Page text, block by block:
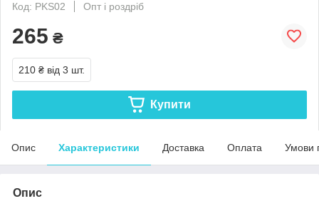
Код: PKS02
Опт і роздріб
265 ₴
210 ₴ від 3 шт.
Купити
Опис Характеристики Доставка Оплата Умови
Опис